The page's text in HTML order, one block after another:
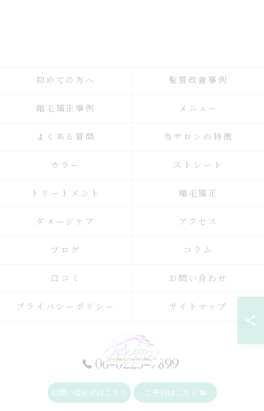
06-6225-7899
お問い合わせはこちら ご予約はこちら
初めての方へ 髪質改善事例
縮毛矯正事例 メニュー
よくある質問 当サロンの特徴
カラー ストレート
トリートメント 縮毛矯正
ダメージケア アクセス
ブログ コラム
口コミ お問い合わせ
プライバシーポリシー サイトマップ
© 2026 大阪府大阪駅周辺の美容院ならRetto: ALL RIGHTS RESERVED.